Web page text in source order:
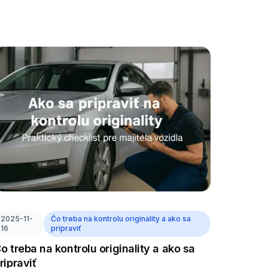
2025-11-
16
Čo treba na kontrolu originality a ako sa
pripraviť
treba na kontrolu originality a ako sa